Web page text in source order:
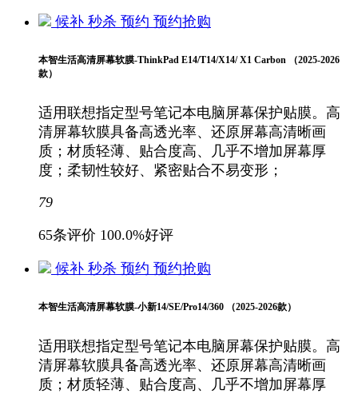
候补 秒杀 预约 预约抢购
本智生活高清屏幕软膜-ThinkPad E14/T14/X14/ X1 Carbon （2025-2026
款）
适用联想指定型号笔记本电脑屏幕保护贴膜。高
清屏幕软膜具备高透光率、还原屏幕高清晰画
质；材质轻薄、贴合度高、几乎不增加屏幕厚
度；柔韧性较好、紧密贴合不易变形；
79
65条评价 100.0%好评
候补 秒杀 预约 预约抢购
本智生活高清屏幕软膜-小新14/SE/Pro14/360 （2025-2026款）
适用联想指定型号笔记本电脑屏幕保护贴膜。高
清屏幕软膜具备高透光率、还原屏幕高清晰画
质；材质轻薄、贴合度高、几乎不增加屏幕厚